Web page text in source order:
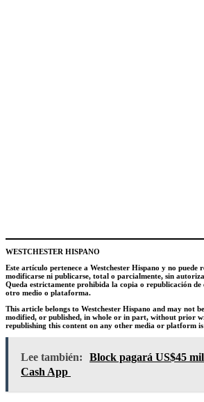
WESTCHESTER HISPANO
Este artículo pertenece a Westchester Hispano y no puede
modificarse ni publicarse, total o parcialmente, sin
Queda estrictamente prohibida la copia o republicación de
otro medio o plataforma.
This article belongs to Westchester Hispano and may not
modified, or published, in whole or in part, without prior
republishing this content on any other media or platform
Lee también:
Block pagará US$45
Cash App